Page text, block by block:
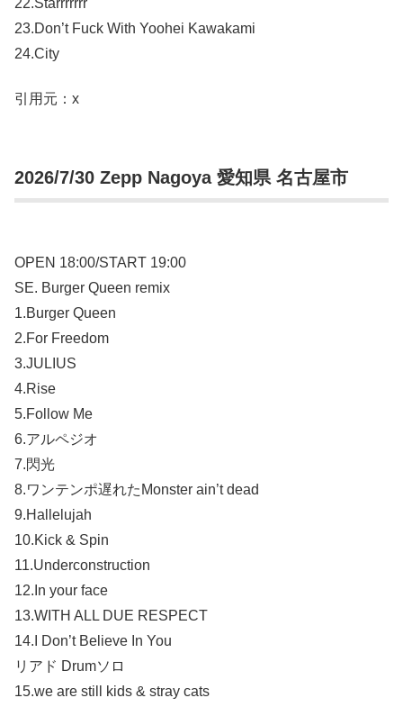
23.Don’t Fuck With Yoohei Kawakami
24.City
引用元：x
2026/7/30 Zepp Nagoya 愛知県 名古屋市
OPEN 18:00/START 19:00
SE. Burger Queen remix
1.Burger Queen
2.For Freedom
3.JULIUS
4.Rise
5.Follow Me
6.アルペジオ
7.閃光
8.ワンテンポ遅れたMonster ain’t dead
9.Hallelujah
10.Kick & Spin
11.Underconstruction
12.In your face
13.WITH ALL DUE RESPECT
14.I Don’t Believe In You
リアド Drumソロ
15.we are still kids & stray cats